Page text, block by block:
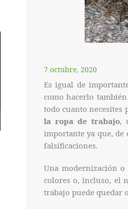
7 octubre, 2020
Es igual de
como hacerlo
todo cuanto necesites
la ropa de trabajo,
importante ya que, de
falsificaciones.
Una modernización
colores o, incluso, el
trabajo puede quedar